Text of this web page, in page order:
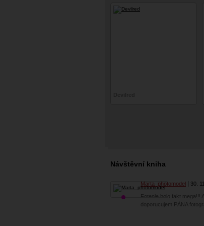
Návštěvní kniha
Marta_photomodel 30.
Fotenie bolo fakt mega!!!
doporucujem PÁNA